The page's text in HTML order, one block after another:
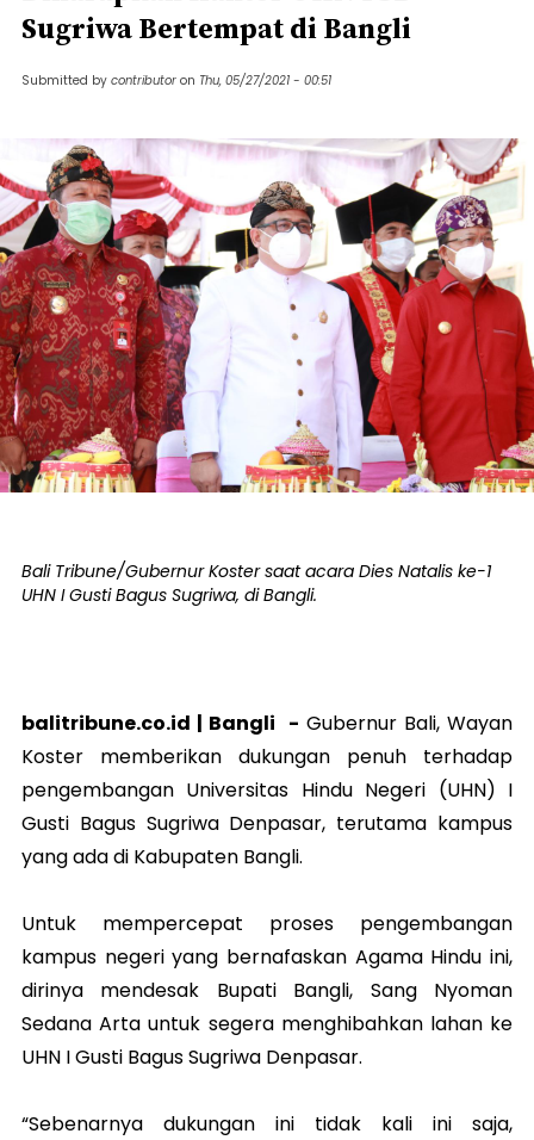
Sugriwa Bertempat di Bangli
Submitted by contributor on Thu, 05/27/2021 - 00:51
Bali Tribune/Gubernur Koster saat acara Dies Natalis ke-1
UHN I Gusti Bagus Sugriwa, di Bangli.
balitribune.co.id | Bangli - Gubernur Bali, Wayan
Koster memberikan dukungan penuh terhadap
pengembangan Universitas Hindu Negeri (UHN) I
Gusti Bagus Sugriwa Denpasar, terutama kampus
yang ada di Kabupaten Bangli.
Untuk mempercepat proses pengembangan
kampus negeri yang bernafaskan Agama Hindu ini,
dirinya mendesak Bupati Bangli, Sang Nyoman
Sedana Arta untuk segera menghibahkan lahan ke
UHN I Gusti Bagus Sugriwa Denpasar.
“Sebenarnya dukungan ini tidak kali ini saja,